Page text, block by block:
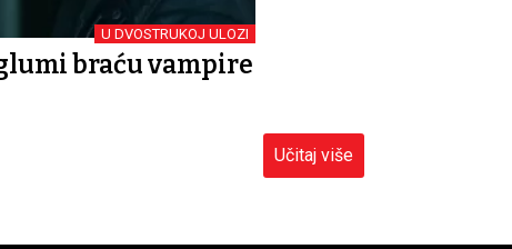
U DVOSTRUKOJ ULOZI
braću vampire
Učitaj više